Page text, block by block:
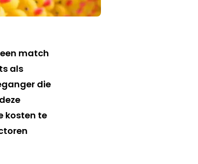
match
als
die
kosten te